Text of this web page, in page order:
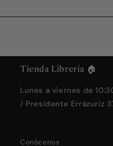
Tienda Librería 🏠
Lunes a viernes de
/ Presidente Errázuriz
Conócenos